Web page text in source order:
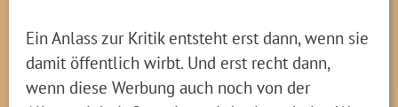
Ein Anlass zur Kritik entsteht erst dann, wenn sie
damit öffentlich wirbt. Und erst recht dann,
wenn diese Werbung auch noch von der